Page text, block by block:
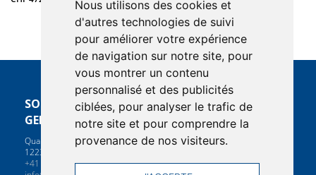
Nous utilisons des cookies et
d'autres technologies de suivi
pour améliorer votre expérience
de navigation sur notre site, pour
vous montrer un contenu
personnalisé et des publicités
ciblées, pour analyser le trafic de
notre site et pour comprendre la
provenance de nos visiteurs.
SOCIÉTÉ NAUTIQUE DE
GENÈVE
Quai de Cologny 1
1223 Cologny, Suisse
+41 22 707 05 00
INFORMATIONS
Contacts
Notre boutique
Politique de confidentialité